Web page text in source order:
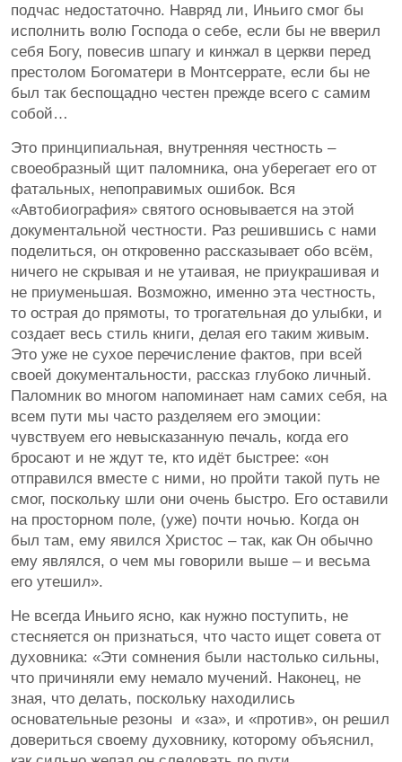
подчас недостаточно. Навряд ли, Иньиго смог бы
исполнить волю Господа о себе, если бы не вверил
себя Богу, повесив шпагу и кинжал в церкви перед
престолом Богоматери в Монтсеррате, если бы не
был так беспощадно честен прежде всего с самим
собой…
Это принципиальная, внутренняя честность –
своеобразный щит паломника, она уберегает его от
фатальных, непоправимых ошибок. Вся
«Автобиография» святого основывается на этой
документальной честности. Раз решившись с нами
поделиться, он откровенно рассказывает обо всём,
ничего не скрывая и не утаивая, не приукрашивая и
не приуменьшая. Возможно, именно эта честность,
то острая до прямоты, то трогательная до улыбки, и
создает весь стиль книги, делая его таким живым.
Это уже не сухое перечисление фактов, при всей
своей документальности, рассказ глубоко личный.
Паломник во многом напоминает нам самих себя, на
всем пути мы часто разделяем его эмоции:
чувствуем его невысказанную печаль, когда его
бросают и не ждут те, кто идёт быстрее: «он
отправился вместе с ними, но пройти такой путь не
смог, поскольку шли они очень быстро. Его оставили
на просторном поле, (уже) почти ночью. Когда он
был там, ему явился Христос – так, как Он обычно
ему являлся, о чем мы говорили выше – и весьма
его утешил».
Не всегда Иньиго ясно, как нужно поступить, не
стесняется он признаться, что часто ищет совета от
духовника: «Эти сомнения были настолько сильны,
что причиняли ему немало мучений. Наконец, не
зная, что делать, поскольку находились
основательные резоны и «за», и «против», он решил
довериться своему духовнику, которому объяснил,